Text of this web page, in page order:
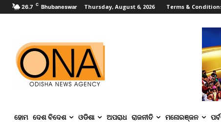
26.7 C Bhubaneswar Thursday, August 6, 2026 Terms &
ହୋମ ଦେଶ ବିଦେଶ ଓଡିଶା ଅପରାଧ ରାଜନୀତି ମନୋରଞ୍ଜନ